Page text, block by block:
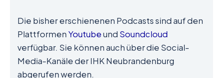
Die bisher erschienenen Podcasts sind auf den
PlattformenYoutubeund Soundcloud
verfügbar. Sie können auch über die Social-
Media-Kanäle der IHK Neubrandenburg
abgerufen werden.